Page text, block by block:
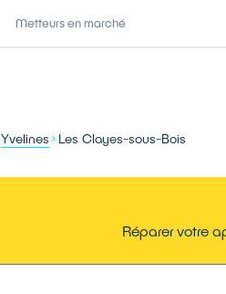
Metteurs en marché
Yvelines Les Clayes-sous-Bois
Réparer votre